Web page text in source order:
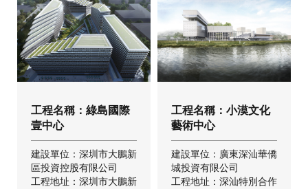
工程名稱：綠島國際
壹中心
建設單位：深圳市大鵬新
區投資控股有限公司
工程地址：深圳市大鵬新
工程名稱：小漠文化
藝術中心
建設單位：廣東深汕華僑
城投資有限公司
工程地址：深汕特別合作